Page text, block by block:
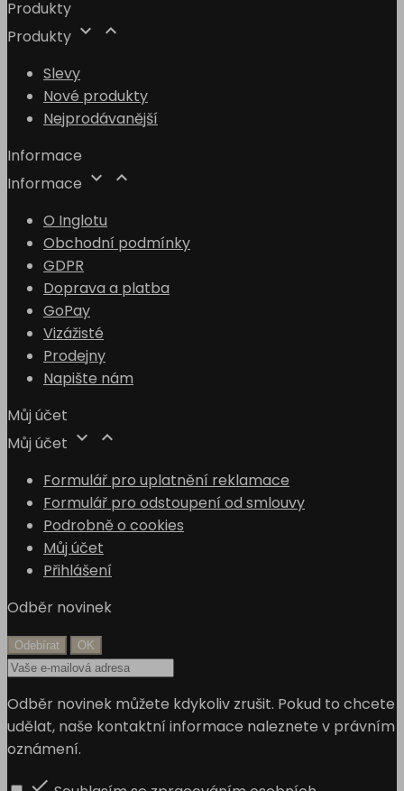
Produkty
Produkty  
Slevy
Nové produkty
Nejprodávanější
Informace
Informace  
O Inglotu
Obchodní podmínky
GDPR
Doprava a platba
GoPay
Vizážisté
Prodejny
Napište nám
Můj účet
Můj účet  
Formulář pro uplatnění reklamace
Formulář pro odstoupení od smlouvy
Podrobně o cookies
Můj účet
Přihlášení
Odběr novinek
Odběr novinek můžete kdykoliv zrušit. Pokud to chcete
udělat, naše kontaktní informace naleznete v právním
oznámení.
